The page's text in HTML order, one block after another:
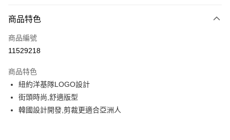
信用卡一次付款
超商取貨付款
Apple Pay
街口支付
商品特色
商品編號
11529218
商品特色
紐 約洋基隊LOGO設計
街頭時尚,舒適版型
韓國設計開發,剪裁更適合亞洲人